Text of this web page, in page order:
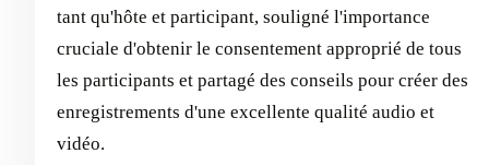
tant qu'hôte et participant, souligné l'importance
cruciale d'obtenir le consentement approprié de tous
les participants et partagé des conseils pour créer des
enregistrements d'une excellente qualité audio et
vidéo.